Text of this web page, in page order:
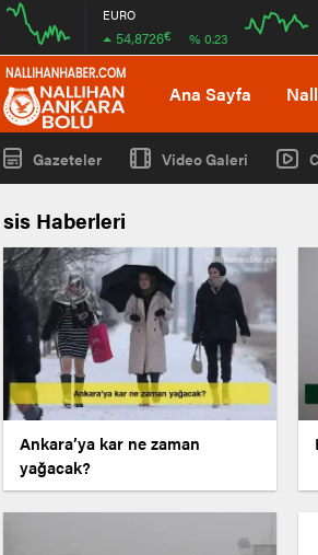
12:00 16:00
EURO
54,8726€ % 0.23
Ana Sayfa
Gazeteler Video Galeri
sis Haberleri
Ankara’ya kar ne zaman
yağacak?